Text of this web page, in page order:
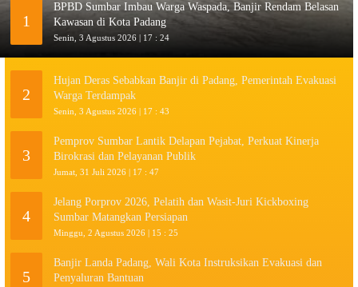
1
BPBD Sumbar Imbau Warga Waspada, Banjir Rendam Belasan
Kawasan di Kota Padang
Senin, 3 Agustus 2026 | 17 : 24
2
Hujan Deras Sebabkan Banjir di Padang, Pemerintah Evakuasi
Warga Terdampak
Senin, 3 Agustus 2026 | 17 : 43
3
Pemprov Sumbar Lantik Delapan Pejabat, Perkuat Kinerja
Birokrasi dan Pelayanan Publik
Jumat, 31 Juli 2026 | 17 : 47
4
Jelang Porprov 2026, Pelatih dan Wasit-Juri Kickboxing
Sumbar Matangkan Persiapan
Minggu, 2 Agustus 2026 | 15 : 25
5
Banjir Landa Padang, Wali Kota Instruksikan Evakuasi dan
Penyaluran Bantuan